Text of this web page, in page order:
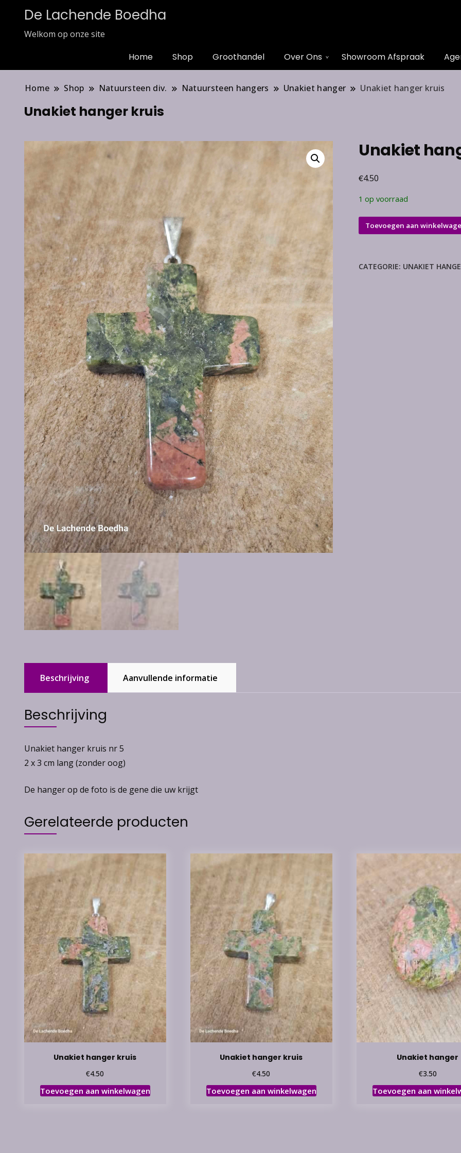
De Lachende Boedha
Welkom op onze site
Home Shop Groothandel Over Ons Showroom Afspraak
Home Shop Natuursteen div. Natuursteen hangers Unakiet hanger Unakiet hanger kruis
Unakiet hanger kruis
Unakiet
€4.50
1 op voorraad
Unakiet
hanger
Toevoegen aan
CATEGORIE: UNAKIET
Beschrijving Aanvullende informatie
Beschrijving
Unakiet hanger kruis nr 5
2 x 3 cm lang (zonder oog)
De hanger op de foto is de gene die uw krijgt
Gerelateerde producten
Unakiet hanger kruis
€4.50
Toevoegen aan winkelwagen
Unakiet hanger kruis
€4.50
Toevoegen aan winkelwagen
Unakiet hanger
€3.50
Toevoegen aan